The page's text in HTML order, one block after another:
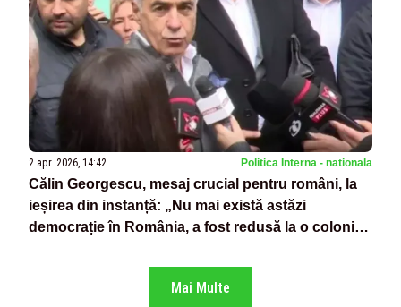
2 apr. 2026, 14:42 Politica Interna - nationala
Călin Georgescu, mesaj crucial pentru români, la
ieșirea din instanță: „Nu mai există astăzi
democrație în România, a fost redusă la o colonie
Mai Multe